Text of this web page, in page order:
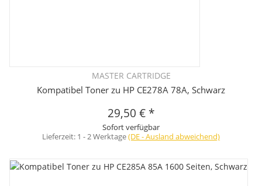
MASTER CARTRIDGE
Kompatibel Toner zu HP CE278A 78A, Schwarz
29,50 € *
Sofort verfügbar
Lieferzeit: 1 - 2 Werktage(DE - Ausland abweichend)